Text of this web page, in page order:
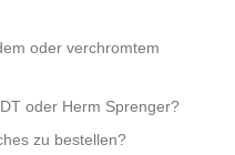
oder verchromtem
oder Herm Sprenger?
zu bestellen?